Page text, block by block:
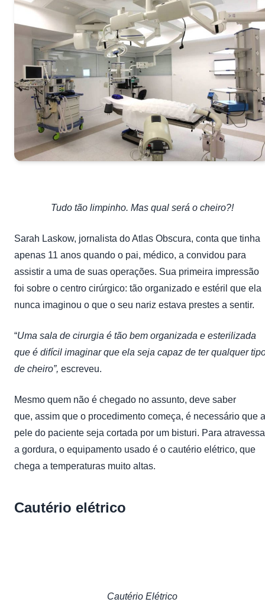
Tudo tão limpinho. Mas qual será o cheiro?!
Sarah Laskow, jornalista do Atlas Obscura, conta que tinha
apenas 11 anos quando o pai, médico, a convidou para
assistir a uma de suas operações. Sua primeira impressão
foi sobre o centro cirúrgico: tão organizado e estéril que ela
nunca imaginou o que o seu nariz estava prestes a sentir.
“Uma sala de cirurgia é tão bem organizada e esterilizada
que é difícil imaginar que ela seja capaz de ter qualquer
de cheiro”, escreveu.
Mesmo quem não é chegado no assunto, deve saber
que, assim que o procedimento começa, é necessário que a
pele do paciente seja cortada por um bisturi. Para
a gordura, o equipamento usado é o cautério elétrico, que
chega a temperaturas muito altas.
Cautério elétrico
Cautério Elétrico